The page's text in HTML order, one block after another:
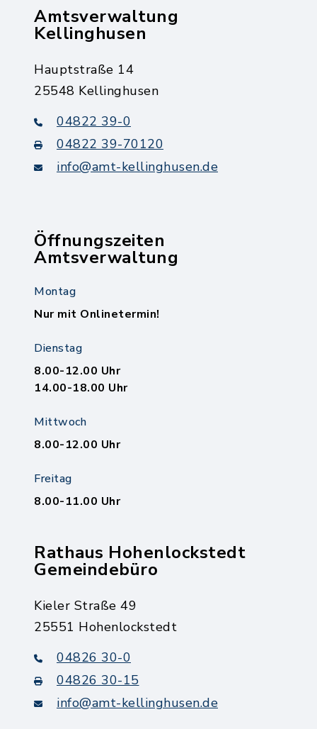
Amtsverwaltung
Kellinghusen
Hauptstraße 14
25548 Kellinghusen
04822 39-0
04822 39-70120
info@amt-kellinghusen.de
Öffnungszeiten
Amtsverwaltung
Montag
Nur mit Onlinetermin!
Dienstag
8.00-12.00 Uhr
14.00-18.00 Uhr
Mittwoch
8.00-12.00 Uhr
Freitag
8.00-11.00 Uhr
Rathaus Hohenlockstedt
Gemeindebüro
Kieler Straße 49
25551 Hohenlockstedt
04826 30-0
04826 30-15
info@amt-kellinghusen.de